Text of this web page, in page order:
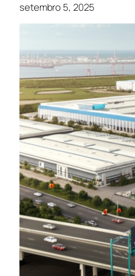
setembro 5, 2025